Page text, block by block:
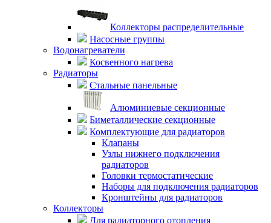
Коллекторы распределительные
Насосные группы
Водонагреватели
Косвенного нагрева
Радиаторы
Стальные панельные
Алюминиевые секционные
Биметаллические секционные
Комплектующие для радиаторов
Клапаны
Узлы нижнего подключения
радиаторов
Головки термостатические
Наборы для подключения радиаторов
Кронштейны для радиаторов
Коллекторы
Для радиаторного отопления